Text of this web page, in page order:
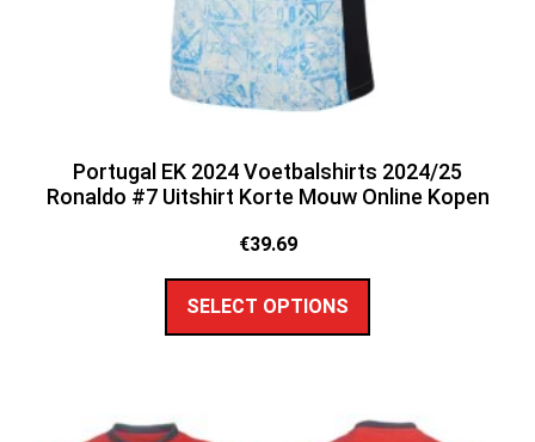
Portugal EK 2024 Voetbalshirts 2024/25
Ronaldo #7 Uitshirt Korte Mouw Online Kopen
€39.69
SELECT OPTIONS